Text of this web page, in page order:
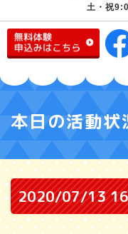
土・祝
本日の活動状
2020/07/13